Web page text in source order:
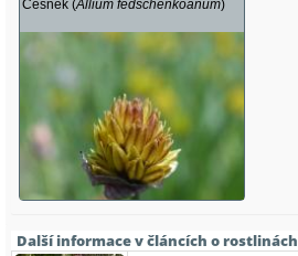
Česnek (Allium fedschenkoanum)
Další informace v článcích o rostlinách